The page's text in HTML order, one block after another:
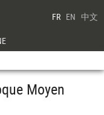
FR EN 中文
Moyen